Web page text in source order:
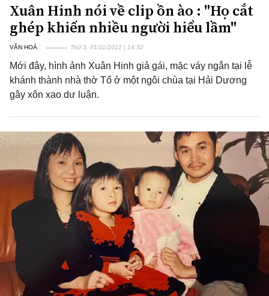
Xuân Hinh nói về clip ồn ào : "Họ cắt
ghép khiến nhiều người hiểu lầm"
VĂN HOÁ Thứ 3, 01/11/2022 | 14:32
Mới đây, hình ảnh Xuân Hinh giả gái, mặc váy ngắn tại lễ
khánh thành nhà thờ Tổ ở một ngôi chùa tại Hải Dương
gây xôn xao dư luận.